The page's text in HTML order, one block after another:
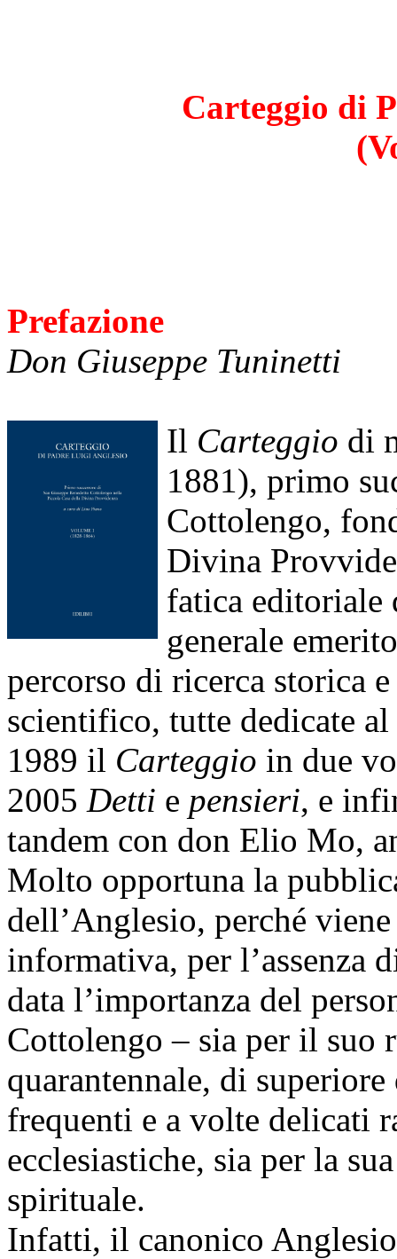
Carteggio di
Prefazione
Don Giuseppe Tuninetti
Il Carteggio di
1881), primo
Cottolengo,
Divina
fatica editoriale
generale
percorso di ricerca storica
scientifico, tutte dedicate
1989 il Carteggio in due
2005 Detti e pensieri, e
tandem con don Elio Mo,
Molto opportuna la
dell’Anglesio, perché
informativa, per l’assenza
data l’importanza del
Cottolengo – sia per il suo
quarantennale, di
frequenti e a volte delicati
ecclesiastiche, sia per la
spirituale.
Infatti, il canonico